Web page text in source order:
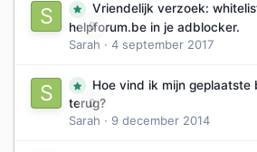
0
Vriendelijk verzoek:
helpforum.be in je adblocker.
Sarah · 4 september 2017
0
Hoe vind ik mijn geplaatste
terug?
Sarah · 9 december 2014